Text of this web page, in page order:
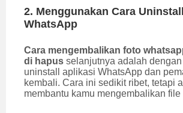
2. Menggunakan Cara
WhatsApp
Cara mengembalikan foto
di hapus selanjutnya adalah
uninstall aplikasi WhatsApp dan
kembali. Cara ini sedikit ribet, tetapi
membantu kamu mengembalikan file